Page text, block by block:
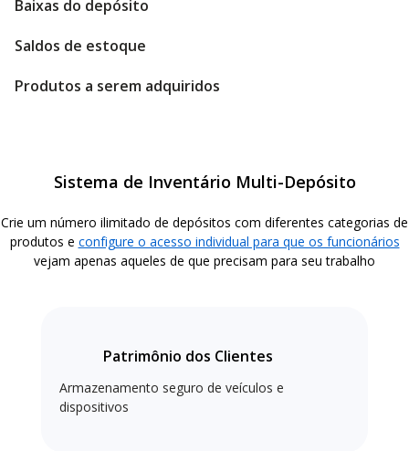
Baixas do depósito
Saldos de estoque
Produtos a serem adquiridos
Sistema de Inventário Multi-Depósito
Crie um número ilimitado de depósitos com diferentes categorias de
produtos e configure o acesso individual para que os funcionários
vejam apenas aqueles de que precisam para seu trabalho
Patrimônio dos Clientes
Armazenamento seguro de veículos e
dispositivos